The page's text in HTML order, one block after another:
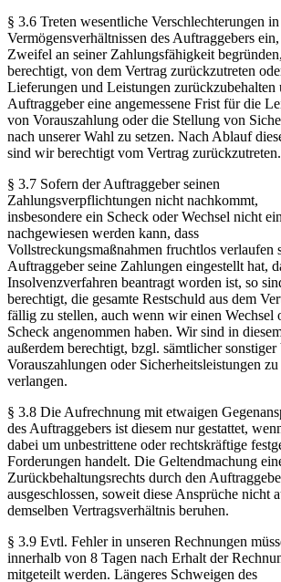
§ 3.6 Treten wesentliche Verschlechterungen
Vermögensverhältnissen des Auftraggebers
Zweifel an seiner Zahlungsfähigkeit
berechtigt, von dem Vertrag zurückzutreten
Lieferungen und Leistungen zurückzubehalten
Auftraggeber eine angemessene Frist für die
von Vorauszahlung oder die Stellung von
nach unserer Wahl zu setzen. Nach Ablauf
sind wir berechtigt vom Vertrag zurückzutreten.
§ 3.7 Sofern der Auftraggeber seinen
Zahlungsverpflichtungen nicht nachkommt,
insbesondere ein Scheck oder Wechsel nicht
nachgewiesen werden kann, dass
Vollstreckungsmaßnahmen fruchtlos verlaufen
Auftraggeber seine Zahlungen eingestellt hat,
Insolvenzverfahren beantragt worden ist, so
berechtigt, die gesamte Restschuld aus dem
fällig zu stellen, auch wenn wir einen Wechsel
Scheck angenommen haben. Wir sind in
außerdem berechtigt, bzgl. sämtlicher sonstiger
Vorauszahlungen oder Sicherheitsleistungen zu
verlangen.
§ 3.8 Die Aufrechnung mit etwaigen
des Auftraggebers ist diesem nur gestattet,
dabei um unbestrittene oder rechtskräftige
Forderungen handelt. Die Geltendmachung
Zurückbehaltungsrechts durch den
ausgeschlossen, soweit diese Ansprüche nicht
demselben Vertragsverhältnis beruhen.
§ 3.9 Evtl. Fehler in unseren Rechnungen
innerhalb von 8 Tagen nach Erhalt der
mitgeteilt werden. Längeres Schweigen des